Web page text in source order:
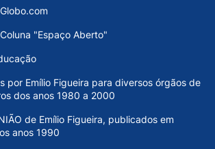
"Espaço Aberto"
por Emílio Figueira para diversos órgãos de
dos anos 1980 a 2000
de Emílio Figueira, publicados em
anos 1990